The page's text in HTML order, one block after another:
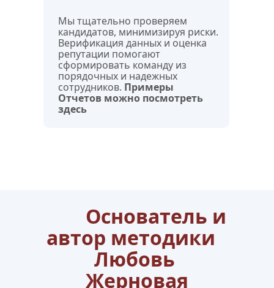
Мы тщательно проверяем
кандидатов, минимизируя риски.
Верификация данных и оценка
репутации помогают
сформировать команду из
порядочных и надежных
сотрудников. Примеры
Отчетов можно посмотреть
здесь
автор методики
Любовь
Жерновая